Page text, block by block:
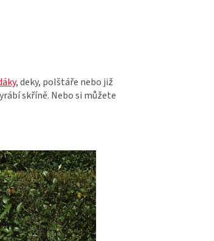
, deky, polštáře nebo již
skříně. Nebo si můžete